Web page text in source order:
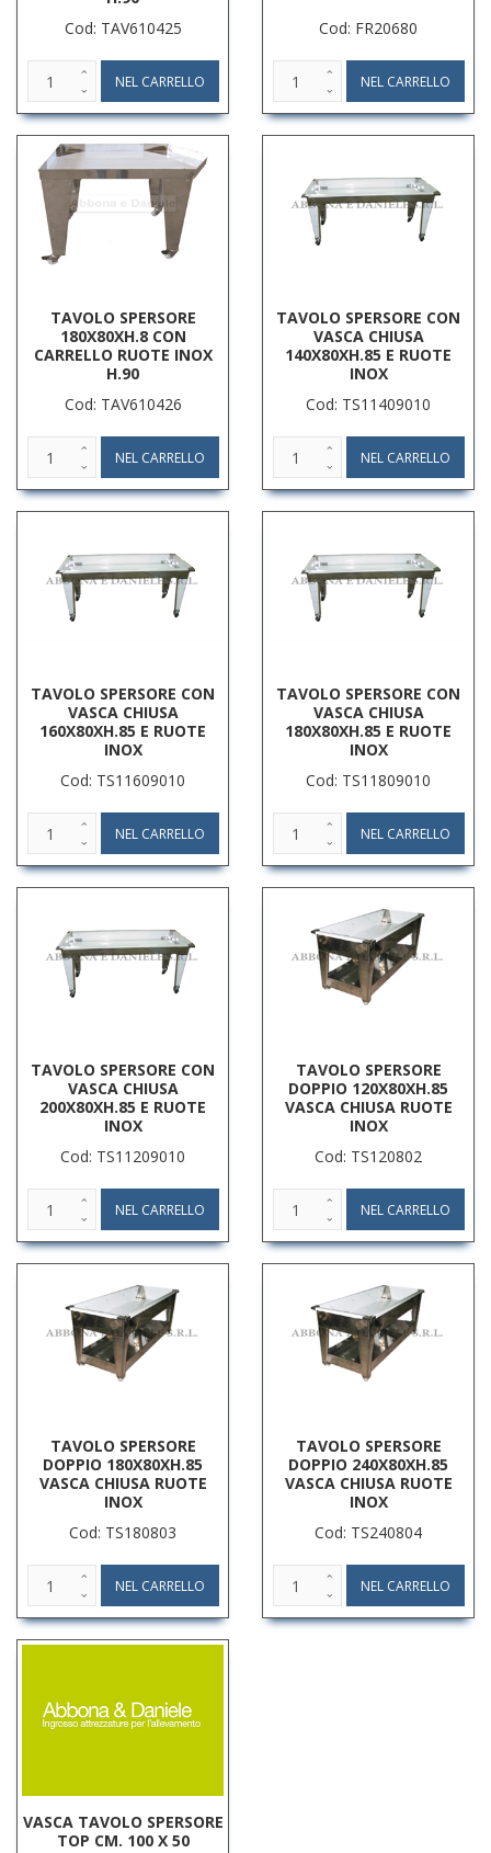
Cod: TAV610425
Cod: FR20680
TAVOLO SPERSORE
180X80XH.8 CON
CARRELLO RUOTE INOX
H.90
Cod: TAV610426
TAVOLO SPERSORE CON
VASCA CHIUSA
140X80XH.85 E RUOTE
INOX
Cod: TS11409010
TAVOLO SPERSORE CON
VASCA CHIUSA
160X80XH.85 E RUOTE
INOX
Cod: TS11609010
TAVOLO SPERSORE CON
VASCA CHIUSA
180X80XH.85 E RUOTE
INOX
Cod: TS11809010
TAVOLO SPERSORE CON
VASCA CHIUSA
200X80XH.85 E RUOTE
INOX
Cod: TS11209010
TAVOLO SPERSORE
DOPPIO 120X80XH.85
VASCA CHIUSA RUOTE
INOX
Cod: TS120802
TAVOLO SPERSORE
DOPPIO 180X80XH.85
VASCA CHIUSA RUOTE
INOX
Cod: TS180803
TAVOLO SPERSORE
DOPPIO 240X80XH.85
VASCA CHIUSA RUOTE
INOX
Cod: TS240804
VASCA TAVOLO SPERSORE
TOP CM. 100 X 50